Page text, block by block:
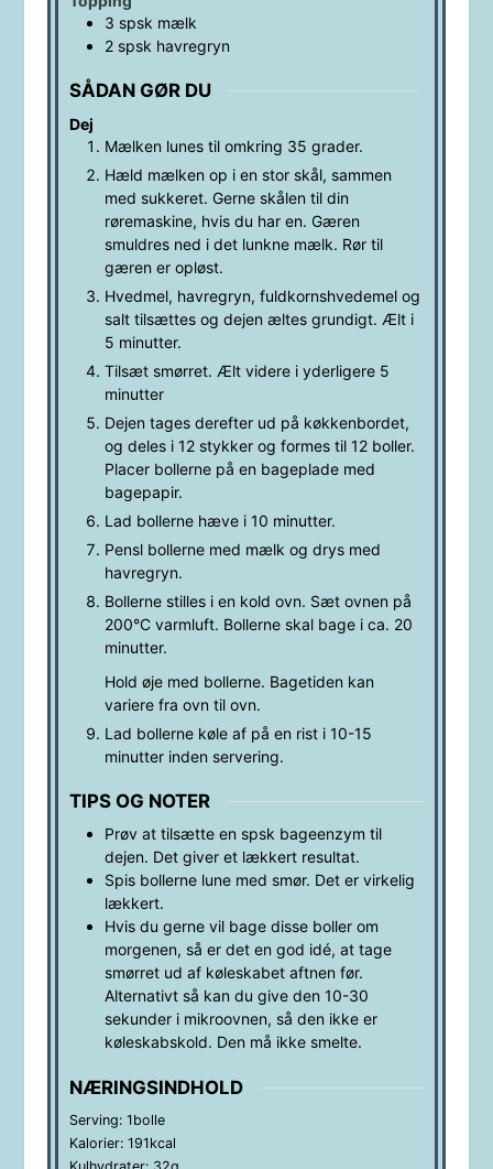
3 spsk mælk
2 spsk havregryn
SÅDAN GØR DU
Dej
Mælken lunes til omkring 35 grader.
Hæld mælken op i en stor skål, sammen
med sukkeret. Gerne skålen til din
røremaskine, hvis du har en. Gæren
smuldres ned i det lunkne mælk. Rør til
gæren er opløst.
Hvedmel, havregryn, fuldkornshvedemel og
salt tilsættes og dejen æltes grundigt. Ælt i
5 minutter.
Tilsæt smørret. Ælt videre i yderligere 5
minutter
Dejen tages derefter ud på køkkenbordet,
og deles i 12 stykker og formes til 12 boller.
Placer bollerne på en bageplade med
bagepapir.
Lad bollerne hæve i 10 minutter.
Pensl bollerne med mælk og drys med
havregryn.
Bollerne stilles i en kold ovn. Sæt ovnen på
200°C varmluft. Bollerne skal bage i ca. 20
minutter.
Hold øje med bollerne. Bagetiden kan
variere fra ovn til ovn.
Lad bollerne køle af på en rist i 10-15
minutter inden servering.
TIPS OG NOTER
Prøv at tilsætte en spsk bageenzym til
dejen. Det giver et lækkert resultat.
Spis bollerne lune med smør. Det er virkelig
lækkert.
Hvis du gerne vil bage disse boller om
morgenen, så er det en god idé, at tage
smørret ud af køleskabet aftnen før.
Alternativt så kan du give den 10-30
sekunder i mikroovnen, så den ikke er
køleskabskold. Den må ikke smelte.
NÆRINGSINDHOLD
Serving: 1bolle
Kalorier: 191kcal